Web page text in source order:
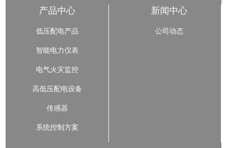
产品中心
低压配电产品
智能电力仪表
电气火灾监控
高低压配电设备
传感器
系统控制方案
新闻中心
公司动态